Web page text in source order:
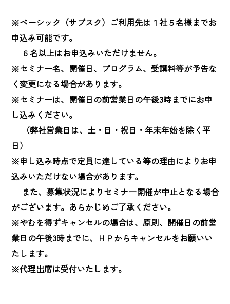
※ベーシック（サブスク）ご利用先は１社５名様までお
申込み可能です。
６名以上はお申込みいただけません。
※セミナー名、開催日、プログラム、受講料等が予告な
く変更になる場合があります。
※セミナーは、開催日の前営業日の午後3時までにお申
し込みください。
（弊社営業日は、土・日・祝日・年末年始を除く平
日）
※申し込み時点で定員に達している等の理由によりお申
込みいただけない場合があります。
また、募集状況によりセミナー開催が中止となる場合
がございます。あらかじめご了承ください。
※やむを得ずキャンセルの場合は、原則、開催日の前営
業日の午後3時までに、ＨＰからキャンセルをお願いい
たします。
※代理出席は受付いたします。